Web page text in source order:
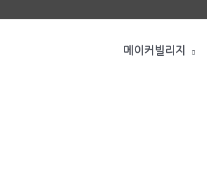
메이커빌리지